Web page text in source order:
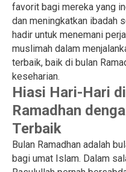
favorit bagi mereka yang
dan meningkatkan ibadah
hadir untuk menemani
muslimah dalam
terbaik, baik di bulan
keseharian.
Hiasi Hari-Hari
Ramadhan
Terbaik
Bulan Ramadhan adalah
bagi umat Islam. Dalam